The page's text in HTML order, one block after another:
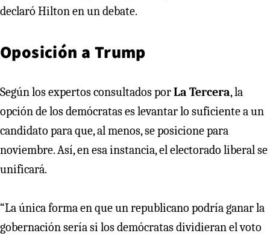
declaró Hilton en un debate.
Oposición a Trump
Según los expertos consultados porLa Tercera, la
opción de los demócratas es levantar lo suficiente a un
candidato para que, al menos, se posicione para
noviembre. Así, en esa instancia, el electorado liberal se
unificará.
“La única forma en que un republicano podría ganar la
gobernación sería si los demócratas dividieran el voto